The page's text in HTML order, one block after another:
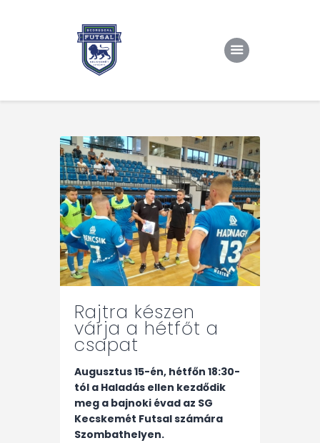
Rólunk/TAO
Eredmények, csapat
Hírek
Kapcsolat
Rajtra készen
várja a hétfőt a
csapat
Augusztus 15-én, hétfőn 18:30-
tól a Haladás ellen kezdődik
meg a bajnoki évad az SG
Kecskemét Futsal számára
Szombathelyen.